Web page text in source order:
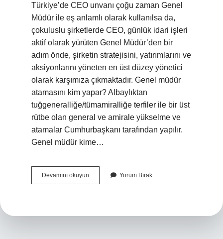
Türkiye’de CEO unvanı çoğu zaman Genel
Müdür ile eş anlamlı olarak kullanılsa da,
çokuluslu şirketlerde CEO, günlük idari işleri
aktif olarak yürüten Genel Müdür’den bir
adım önde, şirketin stratejisini, yatırımlarını ve
aksiyonlarını yöneten en üst düzey yönetici
olarak karşımıza çıkmaktadır. Genel müdür
atamasını kim yapar? Albaylıktan
tuğgeneralliğe/tümamiralliğe terfiler ile bir üst
rütbe olan general ve amirale yükselme ve
atamalar Cumhurbaşkanı tarafından yapılır.
Genel müdür kime…
Devamını okuyun
Genel
Yorum Bırak